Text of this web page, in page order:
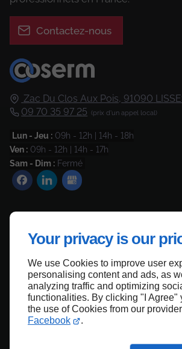
Your privacy is our
We use Cookies to improve user
personalising content and ads, as
analyzing traffic and optimizing
functionalities. By clicking "I Agree"
the use of Cookies from our
Facebook
.
Zac Du Clos Aux Pois, 91090
09 70 35 97 25
Lun - Jeu : 09h - 12h | 14h - 18h
Ven : 09h - 12h | 14h - 17h
Sam - Dim : Fermé
Mentions légales
Plan du site
Contactez-nous
Haut de page